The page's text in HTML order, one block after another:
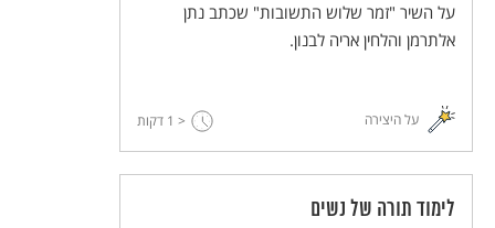
על השיר "זמר שלוש התשובות" שכתב נתן
אלתרמן והלחין אריה לבנון.
על היצירה < 1 דקות
לימוד תורה של נשים